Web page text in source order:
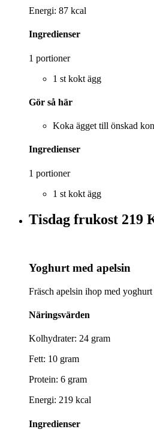
Energi: 87 kcal
Ingredienser
1 portioner
1 st kokt ägg
Gör så här
Koka ägget till önskad
Ingredienser
1 portioner
1 st kokt ägg
Tisdag frukost 219
Yoghurt med apelsin
Fräsch apelsin ihop med
Näringsvärden
Kolhydrater: 24 gram
Fett: 10 gram
Protein: 6 gram
Energi: 219 kcal
Ingredienser